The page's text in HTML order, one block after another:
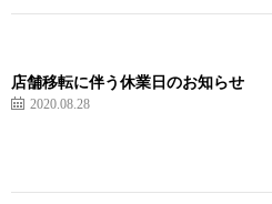
店舗移転に伴う休業日のお知らせ
2020.08.28